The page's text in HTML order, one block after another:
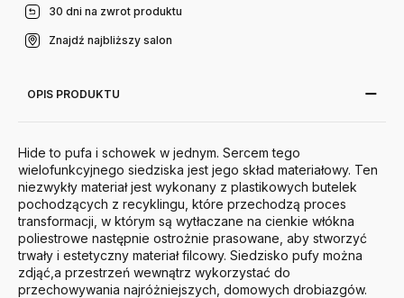
30 dni na zwrot produktu
Znajdź najbliższy salon
OPIS PRODUKTU
Hide to pufa i schowek w jednym. Sercem tego
wielofunkcyjnego siedziska jest jego skład materiałowy. Ten
niezwykły materiał jest wykonany z plastikowych butelek
pochodzących z recyklingu, które przechodzą proces
transformacji, w którym są wytłaczane na cienkie włókna
poliestrowe następnie ostrożnie prasowane, aby stworzyć
trwały i estetyczny materiał filcowy. Siedzisko pufy można
zdjąć,a przestrzeń wewnątrz wykorzystać do
przechowywania najróżniejszych, domowych drobiazgów.